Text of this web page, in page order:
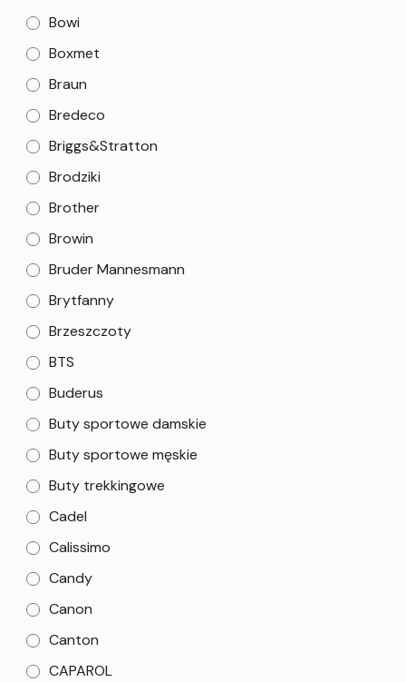
Bowi
Boxmet
Braun
Bredeco
Briggs&Stratton
Brodziki
Brother
Browin
Bruder Mannesmann
Brytfanny
Brzeszczoty
BTS
Buderus
Buty sportowe damskie
Buty sportowe męskie
Buty trekkingowe
Cadel
Calissimo
Candy
Canon
Canton
CAPAROL